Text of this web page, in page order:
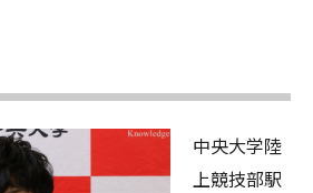
中央大学陸
上競技部駅